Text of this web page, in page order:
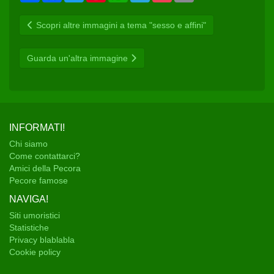
d
i
v
i
d
i
e
b
o
o
k
t
t
e
r
t
e
r
e
s
t
t
s
A
p
p
e
g
r
k
e
t
i
l
Scopri altre immagini a tema "sesso e affini"
Guarda un'altra immagine
INFORMATI!
Chi siamo
Come contattarci?
Amici della Pecora
Pecore famose
NAVIGA!
Siti umoristici
Statistiche
Privacy blablabla
Cookie policy